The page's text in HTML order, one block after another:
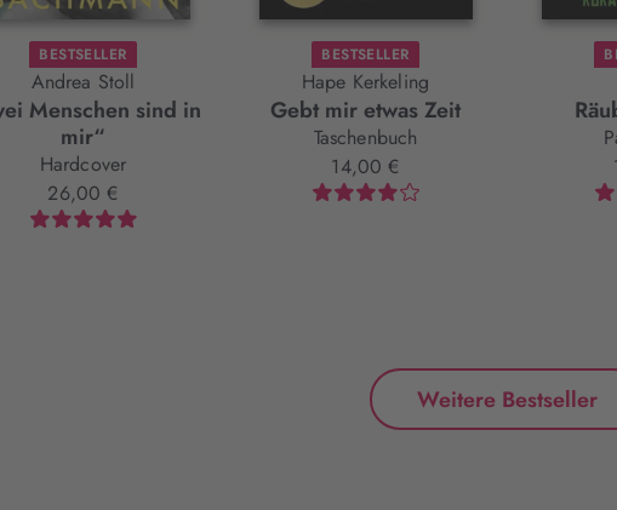
BESTSELLER
Andrea Stoll
Menschen sind in
mir“
Hardcover
26,00 €
BESTSELLER
Hape Kerkeling
Gebt mir etwas Zeit
Taschenbuch
14,00 €
Weitere Bestseller